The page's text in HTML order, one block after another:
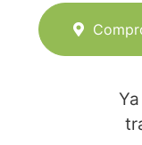
Ya